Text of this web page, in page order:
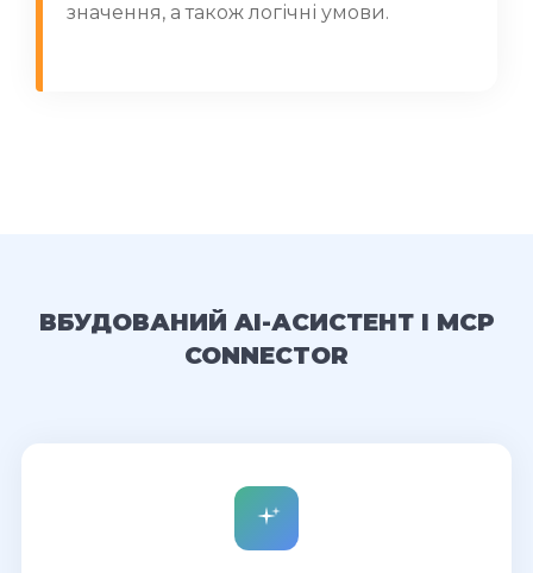
значення, а також логічні умови.
ВБУДОВАНИЙ AI-АСИСТЕНТ І MCP
CONNECTOR